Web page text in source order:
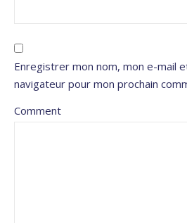
Enregistrer mon nom, mon e-mail
navigateur pour mon prochain
Comment